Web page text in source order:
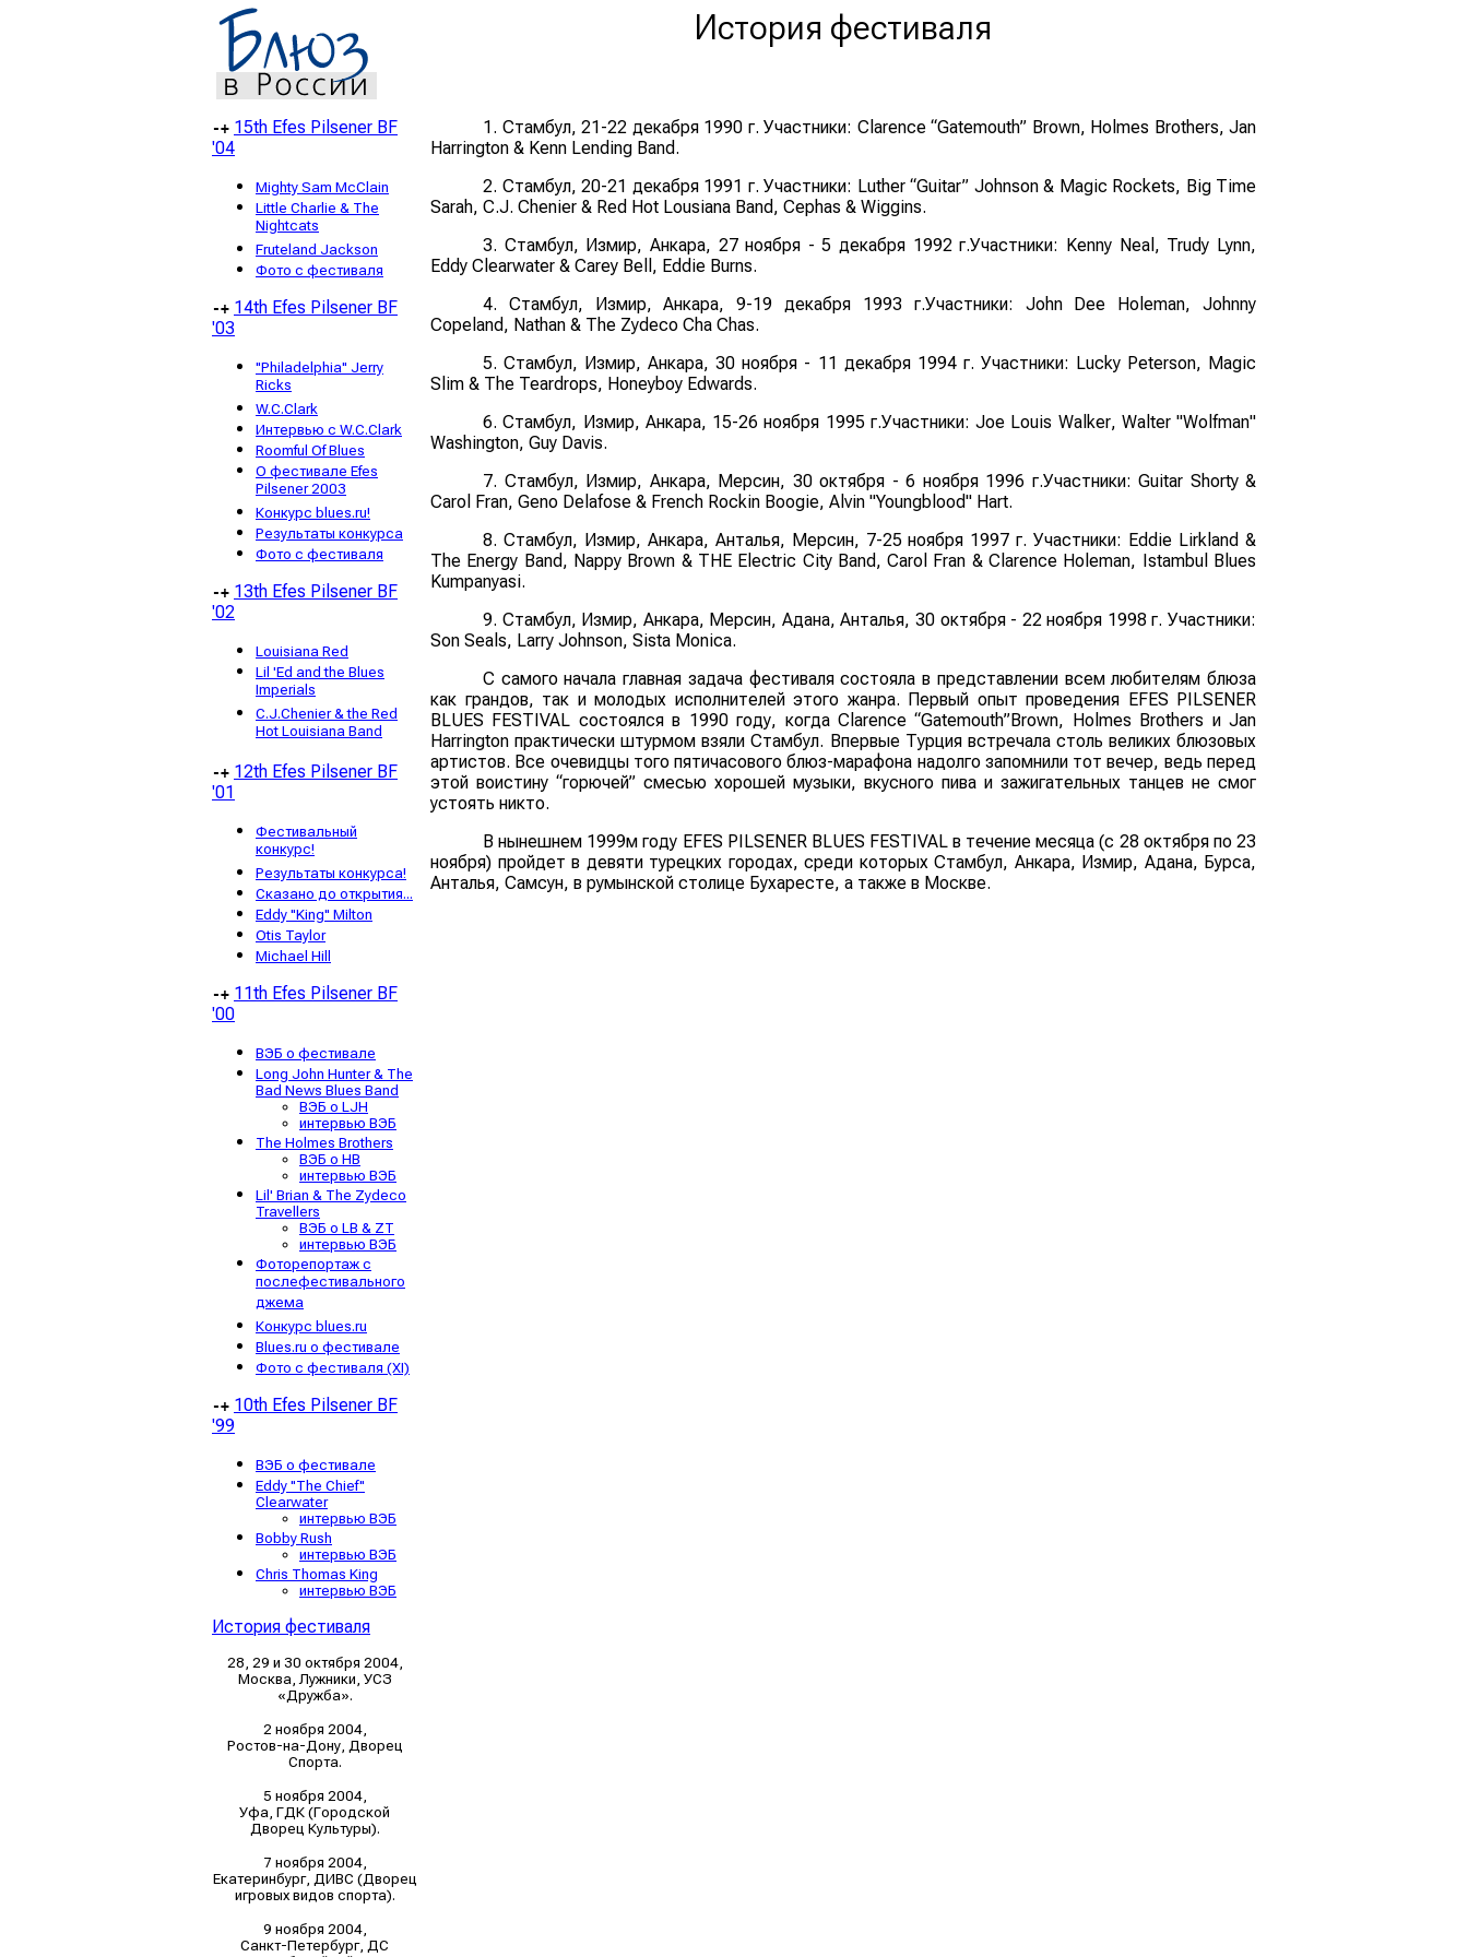
История фестиваля
-+ 15th Efes Pilsener BF
'04
Mighty Sam McClain
Little Charlie & The
Nightcats
Fruteland Jackson
Фото с фестиваля
-+ 14th Efes Pilsener BF
'03
"Philadelphia" Jerry
Ricks
W.C.Clark
Интервью с W.C.Clark
Roomful Of Blues
О фестивале Efes
Pilsener 2003
Конкурс blues.ru!
Результаты конкурса
Фото с фестиваля
-+ 13th Efes Pilsener BF
'02
Louisiana Red
Lil 'Ed and the Blues
Imperials
C.J.Chenier & the Red
Hot Louisiana Band
-+ 12th Efes Pilsener BF
'01
Фестивальный
конкурс!
Результаты конкурса!
Сказано до открытия...
Eddy "King" Milton
Otis Taylor
Michael Hill
-+ 11th Efes Pilsener BF
'00
ВЭБ о фестивале
Long John Hunter & The
Bad News Blues Band
ВЭБ о LJH
интервью ВЭБ
The Holmes Brothers
ВЭБ о HB
интервью ВЭБ
Lil' Brian & The Zydeco
Travellers
ВЭБ о LB & ZT
интервью ВЭБ
Фоторепортаж с
послефестивального
джема
Конкурс blues.ru
Blues.ru о фестивале
Фото с фестиваля (XI)
-+ 10th Efes Pilsener BF
'99
ВЭБ о фестивале
Eddy "The Chief"
Clearwater
интервью ВЭБ
Bobby Rush
интервью ВЭБ
Chris Thomas King
интервью ВЭБ
История фестиваля
28, 29 и 30 октября 2004,
Москва, Лужники, УСЗ
«Дружба».
2 ноября 2004,
Ростов-на-Дону, Дворец
Спорта.
5 ноября 2004,
Уфа, ГДК (Городской
Дворец Культуры).
7 ноября 2004,
Екатеринбург, ДИВС (Дворец
игровых видов спорта).
9 ноября 2004,
Санкт-Петербург, ДС
1. Стамбул, 21-22 декабря 1990 г. Участники: Clarence “Gatemouth” Brown, Holmes Brothers, Jan
Harrington & Kenn Lending Band.
2. Стамбул, 20-21 декабря 1991 г. Участники: Luther “Guitar” Johnson & Magic Rockets, Big Time
Sarah, C.J. Chenier & Red Hot Lousiana Band, Cephas & Wiggins.
3. Стамбул, Измир, Анкара, 27 ноября - 5 декабря 1992 г.Участники: Kenny Neal , Trudy Lynn,
Eddy Clearwater & Carey Bell , Eddie Burns.
4. Стамбул, Измир, Анкара, 9-19 декабря 1993 г.Участники: John Dee Holeman,Johnny
Copeland, Nathan & The Zydeco Cha Chas.
5. Стамбул, Измир, Анкара, 30 ноября - 11 декабря 1994 г. Участники: Lucky Peterson, Magic
Slim & The Teardrops, Honeyboy Edwards.
6. Стамбул, Измир, Анкара, 15-26 ноября 1995 г.Участники: Joe Louis Walker, Walter "Wolfman"
Washington, Guy Davis.
7. Стамбул, Измир, Анкара, Мерсин, 30 октября - 6 ноября 1996 г.Участники: Guitar Shorty &
Carol Fran, Geno Delafose & French Rockin Boogie, Alvin "Youngblood" Hart.
8. Стамбул, Измир, Анкара, Анталья, Мерсин, 7-25 ноября 1997 г. Участники: Eddie Lirkland &
The Energy Band, Nappy Brown & THE Electric City Band,Carol Fran & Clarence Holeman, Istambul Blues
Kumpanyasi.
9. Стамбул, Измир, Анкара, Мерсин, Адана, Анталья, 30 октября - 22 ноября 1998 г. Участники:
Son Seals, Larry Johnson, Sista Monica.
С самого начала главная задача фестиваля состояла в представлении всем любителям блюза
как грандов, так и молодых исполнителей этого жанра. Первый опыт проведения EFES PILSENER
BLUES FESTIVAL состоялся в 1990 году, когда Clarence “Gatemouth”Brown, Holmes Brothers и Jan
Harrington практически штурмом взяли Стамбул. Впервые Турция встречала столь великих блюзовых
артистов. Все очевидцы того пятичасового блюз-марафона надолго запомнили тот вечер, ведь перед
этой воистину “горючей” смесью хорошей музыки, вкусного пива и зажигательных танцев не смог
устоять никто.
В нынешнем 1999м году EFES PILSENER BLUES FESTIVAL в течение месяца (с 28 октября по 23
ноября) пройдет в девяти турецких городах, среди которых Стамбул, Анкара, Измир, Адана, Бурса,
Анталья, Самсун, в румынской столице Бухаресте, а также в Москве.